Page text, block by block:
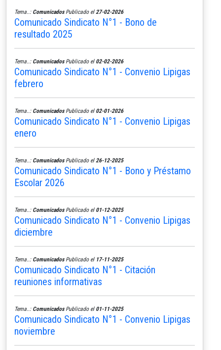
Tema..: ComunicadosPublicado el 27-02-2026
Comunicado Sindicato N°1 - Bono de
resultado 2025
Tema..: ComunicadosPublicado el 02-02-2026
Comunicado Sindicato N°1 - Convenio Lipigas
febrero
Tema..: ComunicadosPublicado el 02-01-2026
Comunicado Sindicato N°1 - Convenio Lipigas
enero
Tema..: ComunicadosPublicado el 26-12-2025
Comunicado Sindicato N°1 - Bono y Préstamo
Escolar 2026
Tema..: ComunicadosPublicado el 01-12-2025
Comunicado Sindicato N°1 - Convenio Lipigas
diciembre
Tema..: ComunicadosPublicado el 17-11-2025
Comunicado Sindicato N°1 - Citación
reuniones informativas
Tema..: ComunicadosPublicado el 01-11-2025
Comunicado Sindicato N°1 - Convenio Lipigas
noviembre